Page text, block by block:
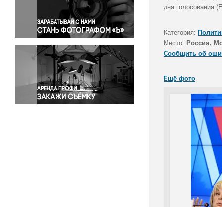
Правосудие
Происшествия и конфликты
Религия
Светская жизнь
Спорт
Экология
Экономика и бизнес
дня голосования
Категория:
Место: Россия,
Сообщить об
Ещё фото